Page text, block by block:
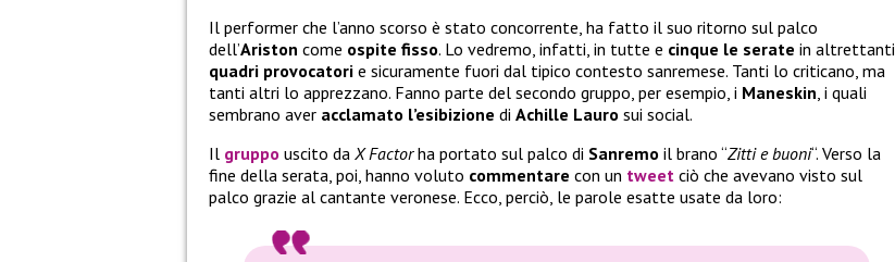
Il performer che l’anno scorso è stato concorrente, ha fatto il suo ritorno sul palco
dell’Ariston come ospite fisso. Lo vedremo, infatti, in tutte e cinque le serate in altrettanti
quadri provocatori e sicuramente fuori dal tipico contesto sanremese. Tanti lo criticano, ma
tanti altri lo apprezzano. Fanno parte del secondo gruppo, per esempio, i Maneskin, i quali
sembrano aver acclamato l’esibizione di Achille Lauro sui social.
Il gruppo uscito da X Factorha portato sul palco di Sanremo il brano “Zitti e buoni“. Verso la
fine della serata, poi, hanno voluto commentare con un tweet ciò che avevano visto sul
palco grazie al cantante veronese. Ecco, perciò, le parole esatte usate da loro: